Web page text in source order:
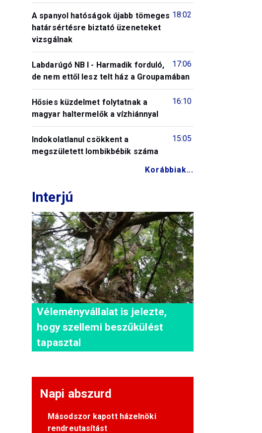
18:02
A spanyol hatóságok újabb tömeges
határsértésre biztató üzeneteket
vizsgálnak
17:06
Labdarúgó NB I - Harmadik forduló,
de nem ettől lesz telt ház a Groupamában
16:10
Hősies küzdelmet folytatnak a
magyar haltermelők a vízhiánnyal
15:05
Indokolatlanul csökkent a
megszületett lombikbébik száma
Korábbiak...
Interjú
Véleményvállalat is jelezte,
hogy szellemi beszűkülést
tapasztal
Napi abszurd
Másodszor kapott házelnöki
rendreutasítást